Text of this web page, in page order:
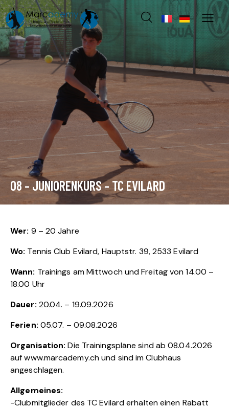
08 – JUNIORENKURS – TC EVILARD
Wer: 9 – 20 Jahre
Wo: Tennis Club Evilard, Hauptstr. 39, 2533 Evilard
Wann: Trainings am Mittwoch und Freitag von 14.00 –
18.00 Uhr
Dauer: 20.04. – 19.09.2026
Ferien: 05.07. – 09.08.2026
Organisation:Die Trainingspläne sind ab 08.04.2026
auf www.marcademy.ch und sind im Clubhaus
angeschlagen.
Allgemeines:
-Clubmitglieder des TC Evilard erhalten einen Rabatt